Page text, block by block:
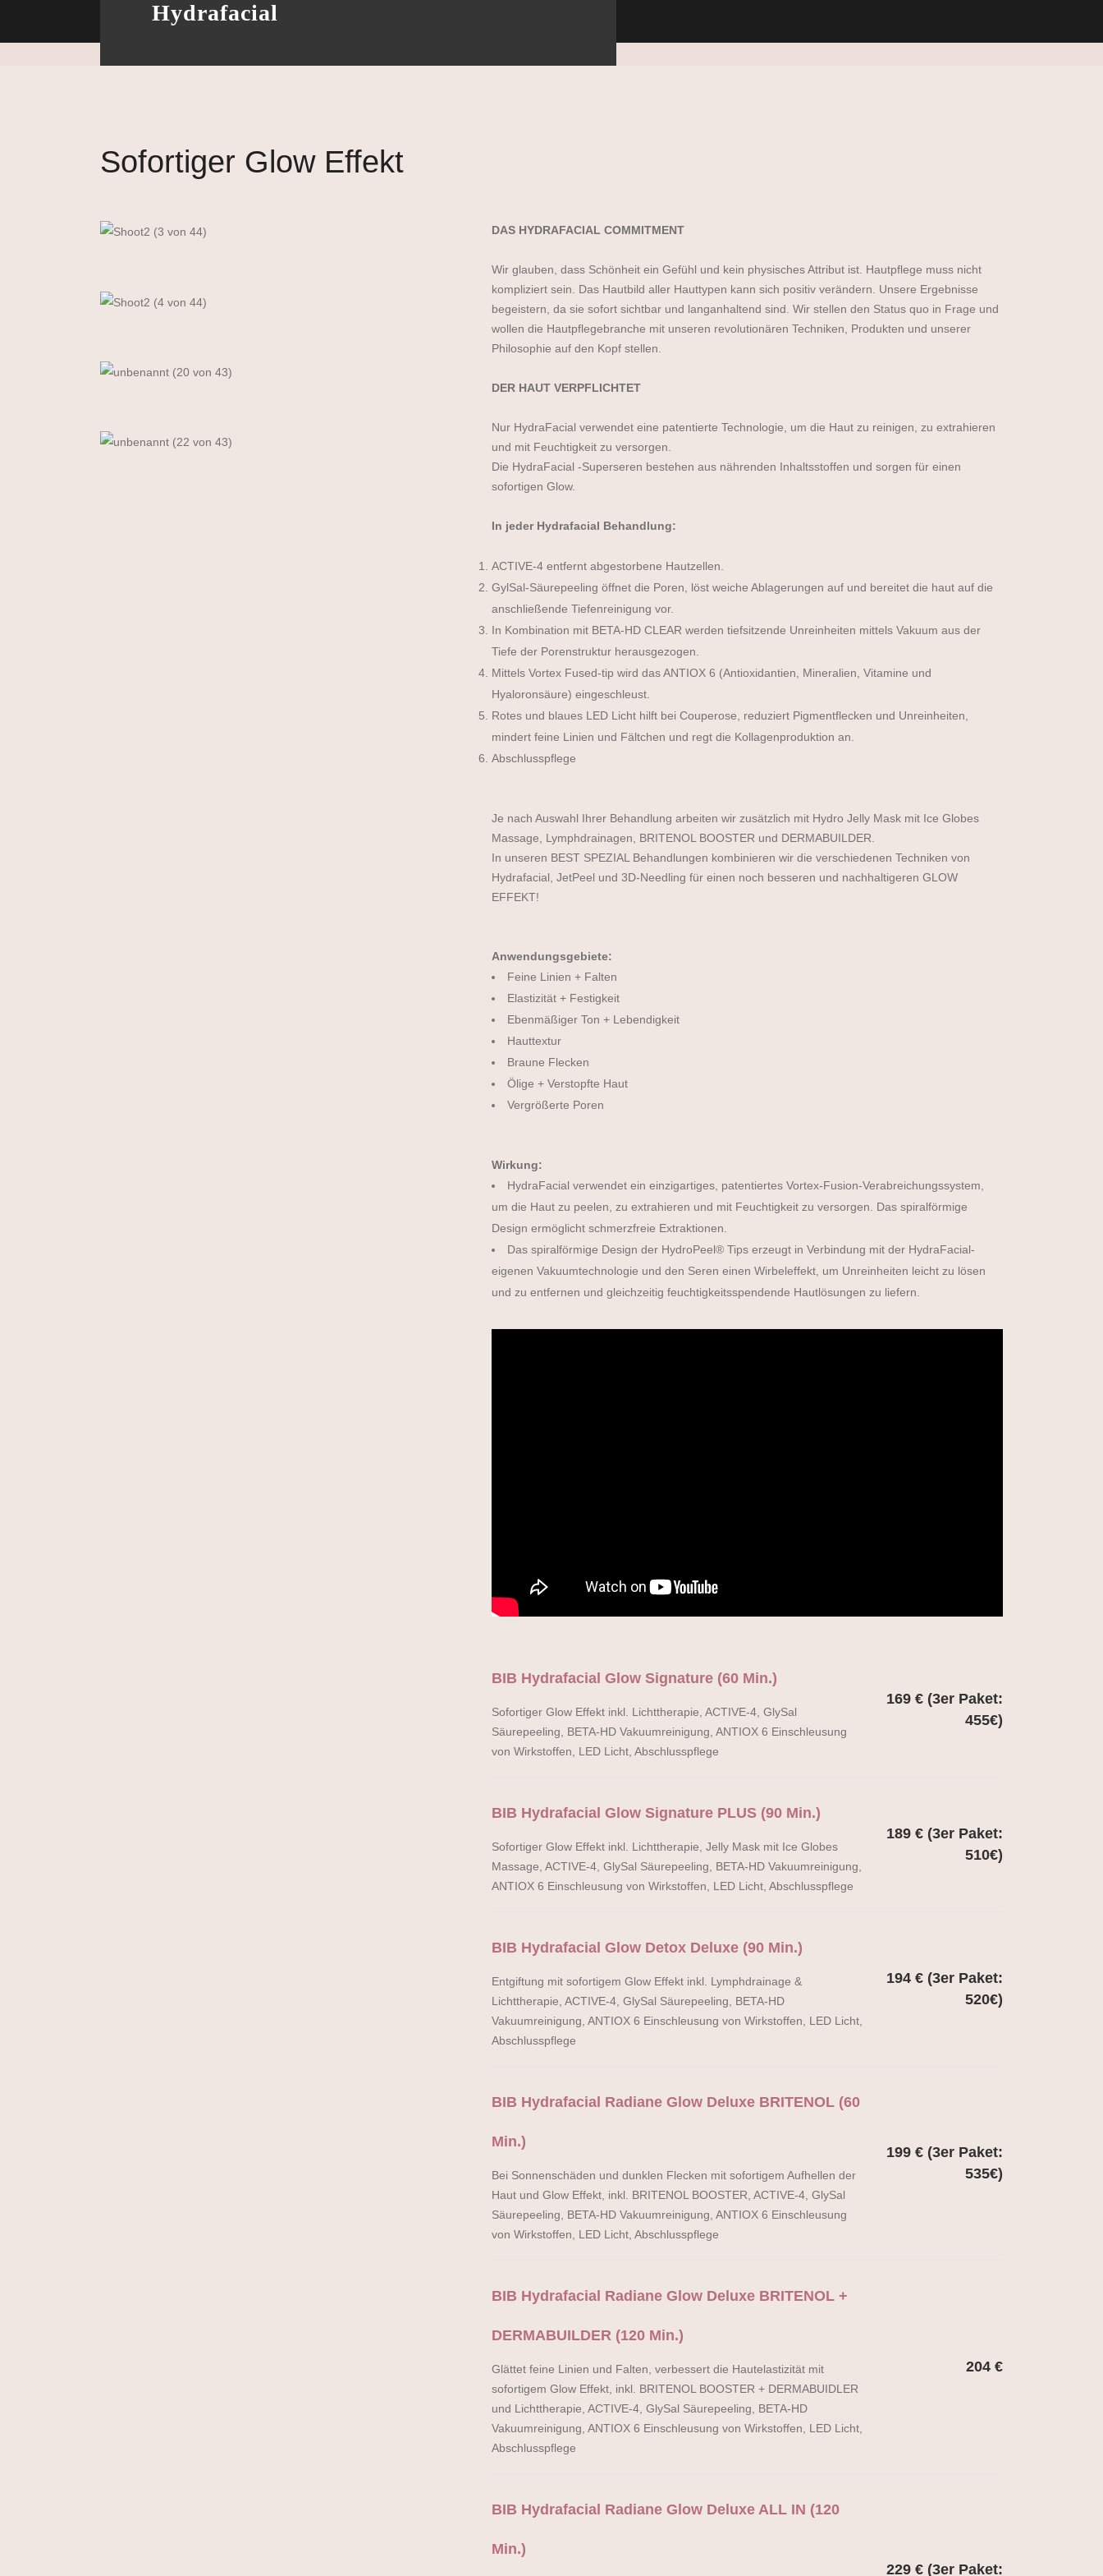
Hydrafacial
Sofortiger Glow Effekt
DAS HYDRAFACIAL COMMITMENT
Wir glauben, dass Schönheit ein Gefühl und kein physisches Attribut ist. Hautpflege muss nicht
kompliziert sein. Das Hautbild aller Hauttypen kann sich positiv verändern. Unsere Ergebnisse
begeistern, da sie sofort sichtbar und langanhaltend sind. Wir stellen den Status quo in Frage und
wollen die Hautpflegebranche mit unseren revolutionären Techniken, Produkten und unserer
Philosophie auf den Kopf stellen.
DER HAUT VERPFLICHTET
Nur HydraFacial verwendet eine patentierte Technologie, um die Haut zu reinigen, zu extrahieren
und mit Feuchtigkeit zu versorgen.
Die HydraFacial -Superseren bestehen aus nährenden Inhaltsstoffen und sorgen für einen
sofortigen Glow.
In jeder Hydrafacial Behandlung:
ACTIVE-4 entfernt abgestorbene Hautzellen.
GylSal-Säurepeeling öffnet die Poren, löst weiche Ablagerungen auf und bereitet die haut auf die
anschließende Tiefenreinigung vor.
In Kombination mit BETA-HD CLEAR werden tiefsitzende Unreinheiten mittels Vakuum aus der
Tiefe der Porenstruktur herausgezogen.
Mittels Vortex Fused-tip wird das ANTIOX 6 (Antioxidantien, Mineralien, Vitamine und
Hyaloronsäure) eingeschleust.
Rotes und blaues LED Licht hilft bei Couperose, reduziert Pigmentflecken und Unreinheiten,
mindert feine Linien und Fältchen und regt die Kollagenproduktion an.
Abschlusspflege
Je nach Auswahl Ihrer Behandlung arbeiten wir zusätzlich mit Hydro Jelly Mask mit Ice Globes
Massage, Lymphdrainagen, BRITENOL BOOSTER und DERMABUILDER.
In unseren BEST SPEZIAL Behandlungen kombinieren wir die verschiedenen Techniken von
Hydrafacial, JetPeel und 3D-Needling für einen noch besseren und nachhaltigeren GLOW
EFFEKT!
Anwendungsgebiete:
Feine Linien + Falten
Elastizität + Festigkeit
Ebenmäßiger Ton + Lebendigkeit
Hauttextur
Braune Flecken
Ölige + Verstopfte Haut
Vergrößerte Poren
Wirkung:
HydraFacial verwendet ein einzigartiges, patentiertes Vortex-Fusion-Verabreichungssystem,
um die Haut zu peelen, zu extrahieren und mit Feuchtigkeit zu versorgen. Das spiralförmige
Design ermöglicht schmerzfreie Extraktionen.
Das spiralförmige Design der HydroPeel® Tips erzeugt in Verbindung mit der HydraFacial-
eigenen Vakuumtechnologie und den Seren einen Wirbeleffekt, um Unreinheiten leicht zu lösen
und zu entfernen und gleichzeitig feuchtigkeitsspendende Hautlösungen zu liefern.
BIB Hydrafacial Glow Signature (60 Min.)
Sofortiger Glow Effekt inkl. Lichttherapie, ACTIVE-4, GlySal
Säurepeeling, BETA-HD Vakuumreinigung, ANTIOX 6 Einschleusung
von Wirkstoffen, LED Licht, Abschlusspflege
169 € (3er Paket:
455€)
BIB Hydrafacial Glow Signature PLUS (90 Min.)
Sofortiger Glow Effekt inkl. Lichttherapie, Jelly Mask mit Ice Globes
Massage, ACTIVE-4, GlySal Säurepeeling, BETA-HD Vakuumreinigung,
ANTIOX 6 Einschleusung von Wirkstoffen, LED Licht, Abschlusspflege
189 € (3er Paket:
510€)
BIB Hydrafacial Glow Detox Deluxe (90 Min.)
Entgiftung mit sofortigem Glow Effekt inkl. Lymphdrainage &
Lichttherapie, ACTIVE-4, GlySal Säurepeeling, BETA-HD
Vakuumreinigung, ANTIOX 6 Einschleusung von Wirkstoffen, LED Licht,
Abschlusspflege
194 € (3er Paket:
520€)
BIB Hydrafacial Radiane Glow Deluxe BRITENOL (60
Min.)
Bei Sonnenschäden und dunklen Flecken mit sofortigem Aufhellen der
Haut und Glow Effekt, inkl. BRITENOL BOOSTER, ACTIVE-4, GlySal
Säurepeeling, BETA-HD Vakuumreinigung, ANTIOX 6 Einschleusung
von Wirkstoffen, LED Licht, Abschlusspflege
199 € (3er Paket:
535€)
BIB Hydrafacial Radiane Glow Deluxe BRITENOL +
DERMABUILDER (120 Min.)
Glättet feine Linien und Falten, verbessert die Hautelastizität mit
sofortigem Glow Effekt, inkl. BRITENOL BOOSTER + DERMABUIDLER
und Lichttherapie, ACTIVE-4, GlySal Säurepeeling, BETA-HD
Vakuumreinigung, ANTIOX 6 Einschleusung von Wirkstoffen, LED Licht,
Abschlusspflege
204 €
BIB Hydrafacial Radiane Glow Deluxe ALL IN (120
Min.)
229 € (3er Paket: